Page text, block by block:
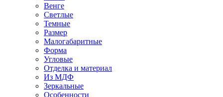
Венге
Светлые
Темные
Размер
Малогабаритные
Форма
Угловые
Отделка и материал
Из МДФ
Зеркальные
Особенности